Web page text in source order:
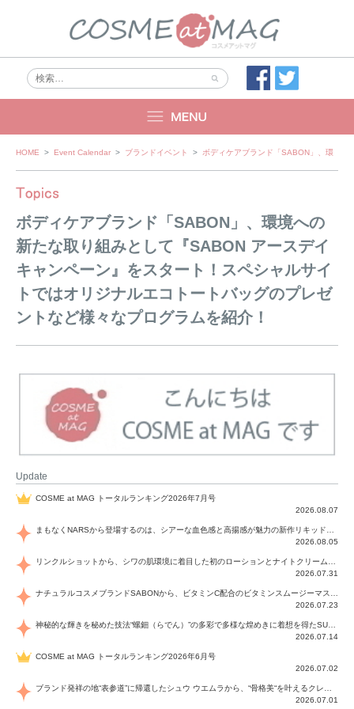
Skip
HOME > Event Calendar > ブランドイベント > ボディケアブランド「SABON」、環境
ボディケアブランド「SABON」、環境への
新たな取り組みとして『SABON アースデイ
キャンペーン』をスタート！スペシャルサイ
トではオリジナルエコトートバッグのプレゼ
ントなど様々なプログラムを紹介！
Update
COSME at MAG トータルランキング2026年7月号
2026.08.07
まもなくNARSから登場するのは、シアーな血色感と高揚感が魅力の新作リキッドブラッシュ「インセイシャブル リキッドブラッシュ」と、ゴールデンアワーに染まる空にインスピレーションを得た「アフターグロー リップシャイン」の新色！夏をハックして！
2026.08.05
リンクルショットから、シワの肌環境に着目した初のローションとナイトクリームが登場！デイリーケアで、シワ特有の肌環境を改善し、シワが目立たない肌へと導きます。
2026.07.31
ナチュラルコスメブランドSABONから、ビタミンC配合のビタミンスムージーマスク「ラディアンスマスク」と、ペパーミントにオーガニックハーブを凝縮したジェルの涼感トリートメント美容液「スカルプセラム リフレッシング」が登場！日々のデイリーケアで、過酷な猛暑で疲れた肌や頭皮をサポート、心地よくリフレッシュし、優しく肌を整えます。
2026.07.23
神秘的な輝きを秘めた技法“螺鈿（らでん）”の多彩で多様な煌めきに着想を得たSUQQUの2026 秋 カラーコレクションから登場するのは、艶然と輝くアイシャドウや偏光パールを配したフェイスカラー、繊細なパールの煌めくネイル、そしてそれらを際立てる“朧げな艶”を秘めた新リクイドリップ「ブラー リクイド リップ」。強さを秘めたまろやかな洗練の表情に。
2026.07.14
COSME at MAG トータルランキング2026年6月号
2026.07.02
ブランド発祥の地“表参道”に帰還したシュウ ウエムラから、“骨格美“を叶えるクレヨンタイプのフェイスカラー「スカルプト クレヨン」と、ブランド初のリノベーションで進化した名品アイブロウ「ハード フォーミュラ ハード 10」が登場！
2026.07.01